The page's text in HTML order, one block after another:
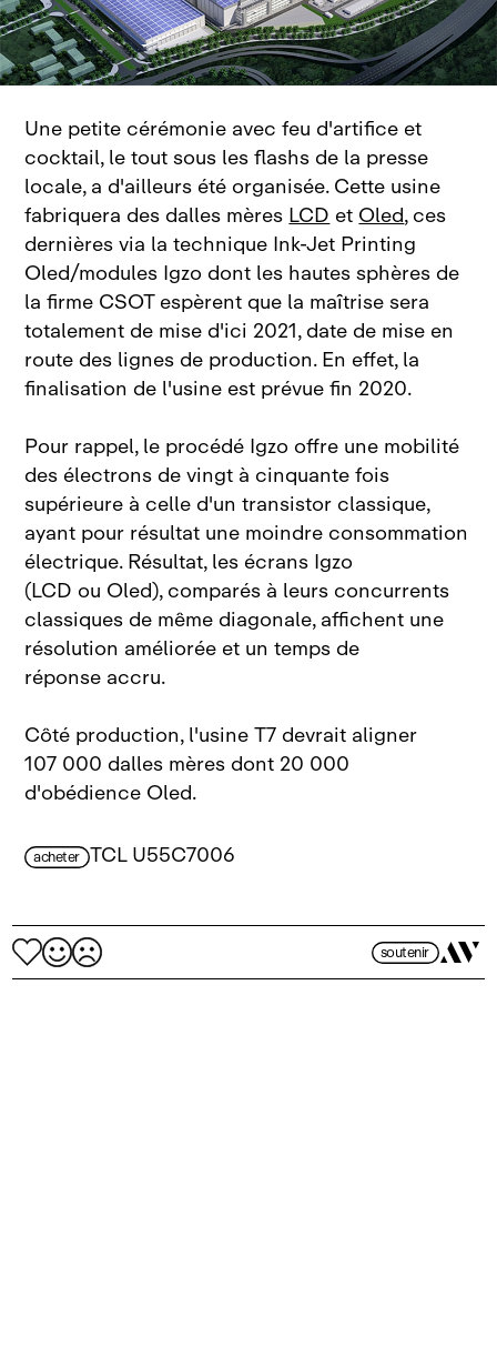
Une petite cérémonie avec feu d'artifice et
cocktail, le tout sous les flashs de la presse
locale, a d'ailleurs été organisée. Cette usine
fabriquera des dalles mèresLCDetOled, ces
dernières via la technique Ink‑Jet Printing
Oled/modules Igzo dont les hautes sphères de
la firme CSOT espèrent que la maîtrise sera
totalement de mise d'ici 2021, date de mise en
route des lignes de production. En effet, la
finalisation de l'usine est prévue fin 2020.
Pour rappel, le procédé Igzo offre une mobilité
des électrons de vingt à cinquante fois
supérieure à celle d'un transistor classique,
ayant pour résultat une moindre consommation
électrique. Résultat, les écrans Igzo
(LCD ou Oled), comparés à leurs concurrents
classiques de même diagonale, affichent une
résolution améliorée et un temps de
réponse accru.
Côté production, l'usine T7 devrait aligner
107 000 dalles mères dont 20 000
d'obédience Oled.
acheter TCL U55C7006
soutenir